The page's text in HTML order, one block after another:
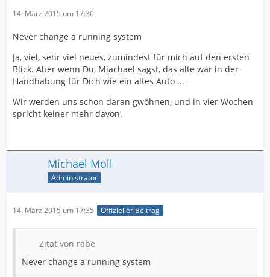
14. März 2015 um 17:30
Never change a running system
Ja, viel, sehr viel neues, zumindest für mich auf den ersten
Blick. Aber wenn Du, Miachael sagst, das alte war in der
Handhabung für Dich wie ein altes Auto ...
Wir werden uns schon daran gwöhnen, und in vier Wochen
spricht keiner mehr davon.
Michael Moll
Administrator
14. März 2015 um 17:35 Offizieller Beitrag
Zitat von rabe
Never change a running system